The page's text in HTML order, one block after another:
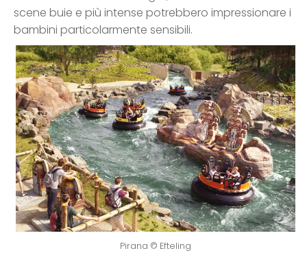
scene buie e più intense potrebbero impressionare i
bambini particolarmente sensibili.
Pirana © Efteling